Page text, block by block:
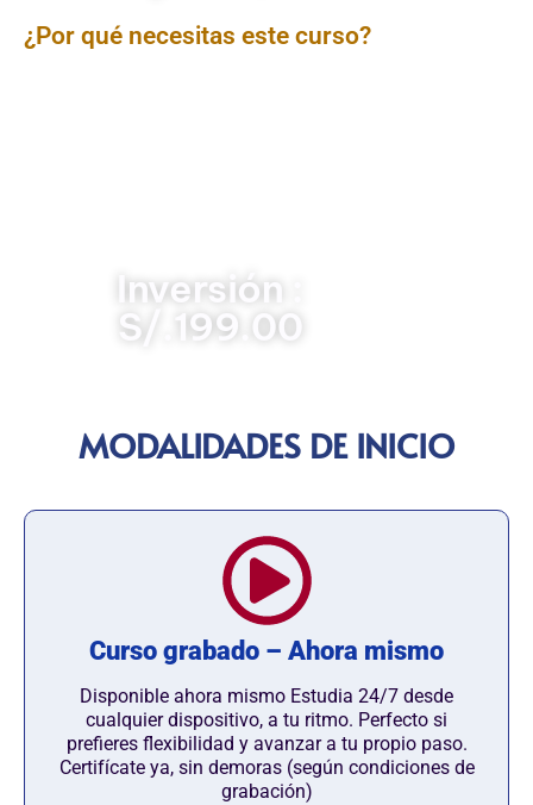
¿Por qué necesitas este curso?
Inversión :
S/.199.00
MODALIDADES DE INICIO
Curso grabado – Ahora mismo
Disponible ahora mismo Estudia 24/7 desde
cualquier dispositivo, a tu ritmo. Perfecto si
prefieres flexibilidad y avanzar a tu propio paso.
Certifícate ya, sin demoras (según condiciones de
grabación)